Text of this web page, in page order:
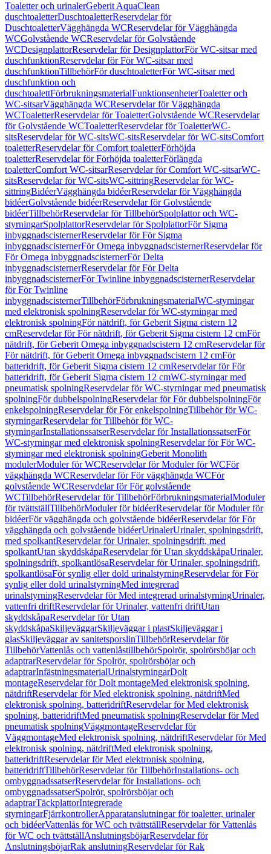
Toaletter och urinalerGeberit AquaClean
duschtoaletterDuschtoaletterReservdelar för
DuschtoaletterVägghängda WCReservdelar för Vägghängda
WCGolvstående WCReservdelar för Golvstående
WCDesignplattorReservdelar för DesignplattorFör WC-sitsar med
duschfunktionReservdelar för För WC-sitsar med
duschfunktionTillbehörFör duschtoaletterFör WC-sitsar med
duschfunktion och
duschtoalettFörbrukningsmaterialFunktionsenheterToaletter och
WC-sitsarVägghängda WCReservdelar för Vägghängda
WCToaletterReservdelar för ToaletterGolvstående WCReservdelar
för Golvstående WCToaletterReservdelar för ToaletterWC-
sitsReservdelar för WC-sitsWC-sitsReservdelar för WC-sitsComfort
toaletterReservdelar för Comfort toaletterFörhöjda
toaletterReservdelar för Förhöjda toaletterFörlängda
toaletterComfort WC-sitsarReservdelar för Comfort WC-sitsarWC-
sitsReservdelar för WC-sitsWC-sittringReservdelar för WC-
sittringBidéerVägghängda bidéerReservdelar för Vägghängda
bidéerGolvstående bidéerReservdelar för Golvstående
bidéerTillbehörReservdelar för TillbehörSpolplattor och WC-
styrningarSpolplattorReservdelar för SpolplattorFör Sigma
inbyggnadscisternerReservdelar för För Sigma
inbyggnadscisternerFör Omega inbyggnadscisternerReservdelar för
För Omega inbyggnadscisternerFör Delta
inbyggnadscisternerReservdelar för För Delta
inbyggnadscisternerFör Twinline inbyggnadscisternerReservdelar
för För Twinline
inbyggnadscisternerTillbehörFörbrukningsmaterialWC-styrningar
med elektronisk spolningReservdelar för WC-styrningar med
elektronisk spolningFör nätdrift, för Geberit Sigma cistern 12
cmReservdelar för För nätdrift, för Geberit Sigma cistern 12 cmFör
nätdrift, för Geberit Omega inbyggnadscistern 12 cmReservdelar för
För nätdrift, för Geberit Omega inbyggnadscistern 12 cmFör
batteridrift, för Geberit Sigma cistern 12 cmReservdelar för För
batteridrift, för Geberit Sigma cistern 12 cmWC-styrningar med
pneumatisk spolningReservdelar för WC-styrningar med pneumatisk
spolningFör dubbelspolningReservdelar för För dubbelspolningFör
enkelspolningReservdelar för För enkelspolningTillbehör för WC-
styrningarReservdelar för Tillbehör för WC-
styrningarInstallationssatserReservdelar för InstallationssatserFör
WC-styrningar med elektronisk spolningReservdelar för För WC-
styrningar med elektronisk spolningGeberit Monolith
modulerModuler för WCReservdelar för Moduler för WCFör
vägghängda WCReservdelar för För vägghängda WCFör
golvstående WCReservdelar för För golvstående
WCTillbehörReservdelar för TillbehörFörbrukningsmaterialModuler
för tvättställTillbehörModuler för bidéerReservdelar för Moduler för
bidéerFör vägghängda och golvstående bidéerReservdelar för För
vägghängda och golvstående bidéerUrinalerUrinaler, spolningsdrift,
med spolkantReservdelar för Urinaler, spolningsdrift, med
spolkantUtan skyddskåpaReservdelar för Utan skyddskåpaUrinaler,
spolningsdrift, spolkantlösaReservdelar för Urinaler, spolningsdrift,
spolkantlösaFör synlig eller dold urinalstyrningReservdelar för För
synlig eller dold urinalstyrningMed integrerad
urinalstyrningReservdelar för Med integrerad urinalstyrningUrinaler,
vattenfri driftReservdelar för Urinaler, vattenfri driftUtan
skyddskåpaReservdelar för Utan
skyddskåpaSkiljeväggarSkiljeväggar i plastSkiljeväggar i
glasSkiljeväggar av sanitetsporslinTillbehörReservdelar för
TillbehörVattenlås och vattenlåstillbehörSpolrör, spolrörsböjar och
adaptrarReservdelar för Spolrör, spolrörsböjar och
adaptrarInfästningsmaterialUrinalstyrningarDolt
montageReservdelar för Dolt montageMed elektronisk spolning,
nätdriftReservdelar för Med elektronisk spolning, nätdriftMed
elektronisk spolning, batteridriftReservdelar för Med elektronisk
spolning, batteridriftMed pneumatisk spolningReservdelar för Med
pneumatisk spolningVäggmontageReservdelar för
VäggmontageMed elektronisk spolning, nätdriftReservdelar för Med
elektronisk spolning, nätdriftMed elektronisk spolning,
batteridriftReservdelar för Med elektronisk spolning,
batteridriftTillbehörReservdelar för TillbehörInstallations- och
ombyggnadssatserReservdelar för Installations- och
ombyggnadssatserSpolrör, spolrörsböjar och
adaptrarTäckplattorIntegrerade
styrningarFjärrkontrollerApparatanslutningar för toaletter, urinaler
och bidéerVattenlås för WC och tvättställReservdelar för Vattenlås
för WC och tvättställAnslutningsböjarReservdelar för
AnslutningsböjarRak anslutningReservdelar för Rak